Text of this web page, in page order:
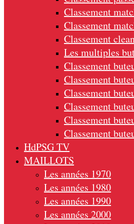
Classement
Classement
Classement
Les multiples
Classement
Classement
Classement
Classement
Classement
Classement
HdPSG TV
MAILLOTS
Les années 1970
Les années 1980
Les années 1990
Les années 2000